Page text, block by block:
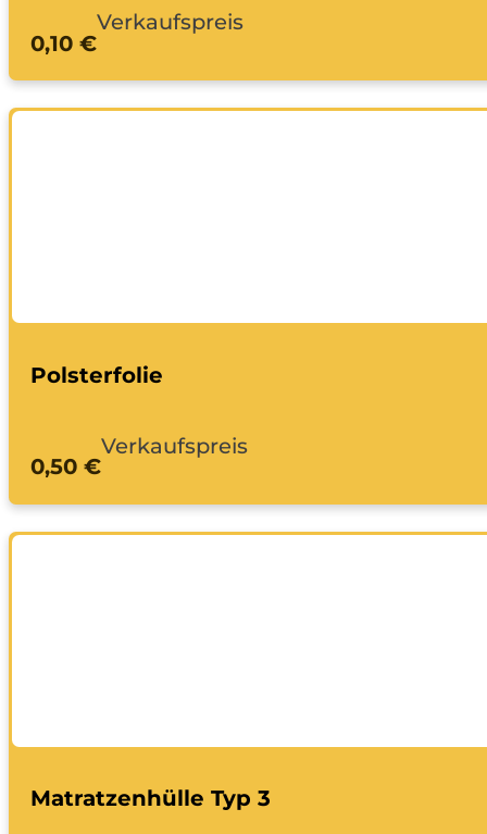
0,10 €
Verkaufspreis
Polsterfolie
0,50 €
Verkaufspreis
Matratzenhülle Typ 3